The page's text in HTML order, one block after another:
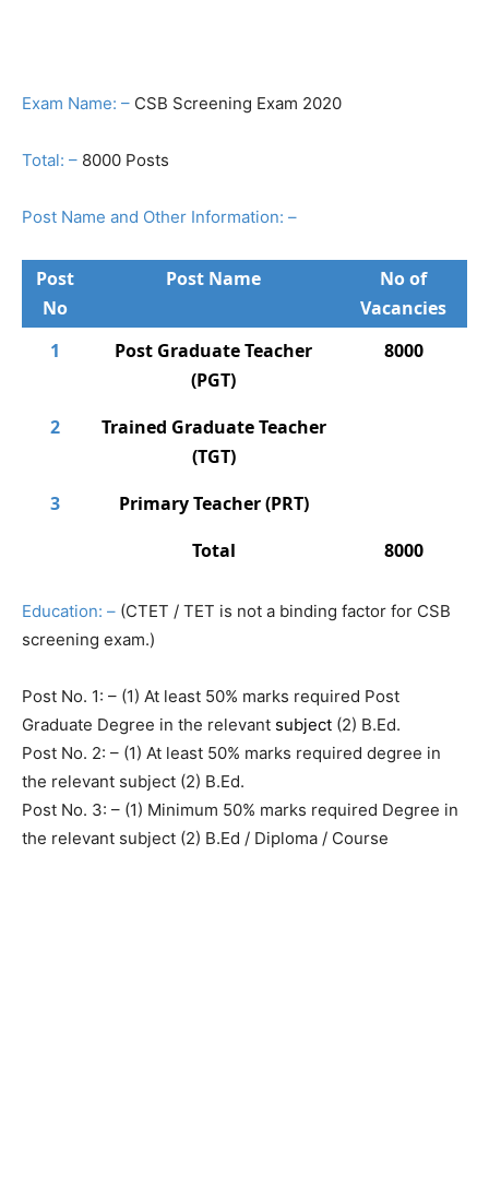
Exam Name: – CSB Screening Exam 2020
Total: – 8000 Posts
Post Name and Other Information: –
Post
No
Post Name
No of
Vacancies
1
Post Graduate Teacher
(PGT)
8000
2
Trained Graduate Teacher
(TGT)
3
Primary Teacher (PRT)
Total
8000
Education: – (CTET / TET is not a binding factor for CSB
screening exam.)
Post No. 1: – (1) At least 50% marks required Post
Graduate Degree in the relevant subject (2) B.Ed.
Post No. 2: – (1) At least 50% marks required degree in
the relevant subject (2) B.Ed.
Post No. 3: – (1) Minimum 50% marks required Degree in
the relevant subject (2) B.Ed / Diploma / Course